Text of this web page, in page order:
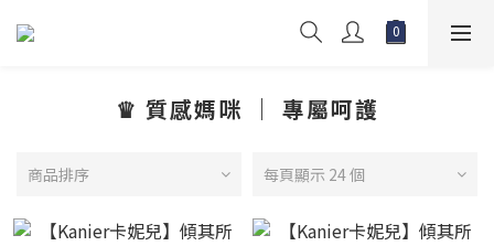
♛ 質感媽咪 ｜ 專屬呵護
商品排序 每頁顯示 24 個